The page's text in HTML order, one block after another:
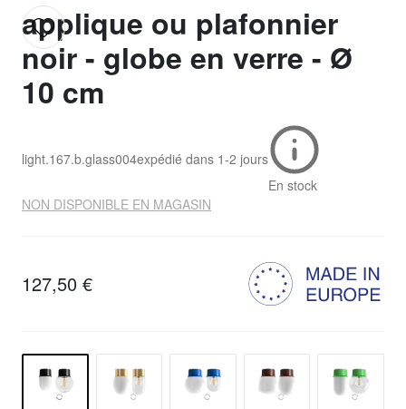
applique ou plafonnier
noir - globe en verre - Ø
10 cm
light.167.b.glass004expédié dans 1-2 jours
En stock
NON DISPONIBLE EN MAGASIN
127,50 €